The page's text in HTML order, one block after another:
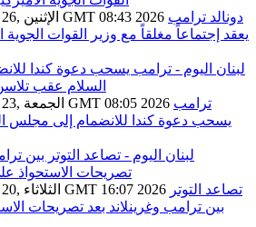
الإثنين ,26 كانون الثاني / يناير GMT 08:43 2026 دونالد ترامب
يعقد إجتماعاً مغلقاً مع وزير القوات الجوية
الجمعة ,23 كانون الثاني / يناير GMT 08:05 2026 ترامب
يسحب دعوة كندا للانضمام إلى مجلس
الثلاثاء ,20 كانون الثاني / يناير GMT 16:07 2026 تصاعد التوتر
بين ترامب وغرينلاند بعد تصريحات